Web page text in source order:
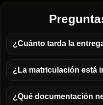
¿Cuánto tarda la
¿La matriculación está
¿Qué documentación